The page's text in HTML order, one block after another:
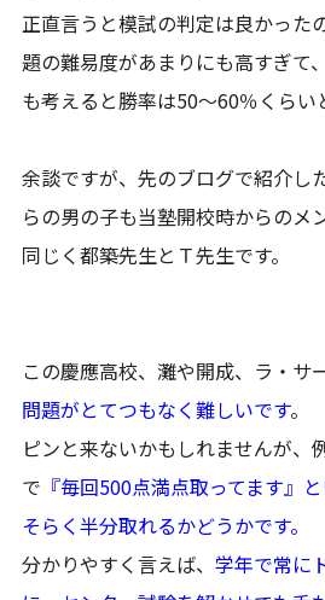
正直言うと模試の判定は良かった
題の難易度があまりにも高すぎて
も考えると勝率は50～60％くらい
余談ですが、先のブログで紹介し
らの男の子も当塾開校時からのメ
同じく都築先生とＴ先生です。
この慶應高校、灘や開成、ラ・サ
問題がとてつもなく難しいです。
ピンと来ないかもしれませんが、
で 『毎回500点満点取ってます』
そらく半分取れるかどうかです。
分かりやすく言えば、学年で常に